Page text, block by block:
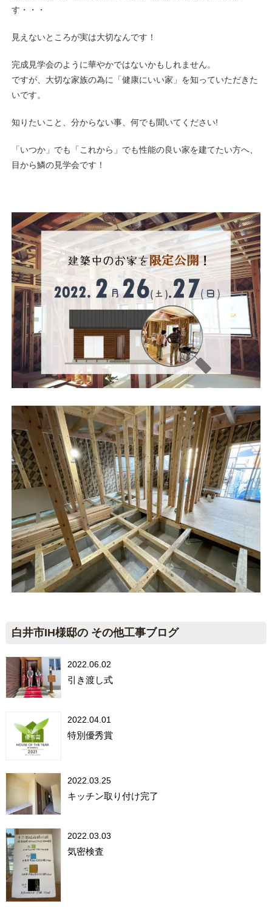
す・・・
見えないところが実は大切なんです！
完成見学会のように華やかではないかもしれません。
ですが、大切な家族の為に「健康にいい家」を知っていただきた
いです。
知りたいこと、分からない事、何でも聞いてください!
「いつか」でも「これから」でも性能の良い家を建てたい方へ、
目から鱗の見学会です！
白井市IH様邸の その他工事ブログ
2022.06.02
引き渡し式
2022.04.01
特別優秀賞
2022.03.25
キッチン取り付け完了
2022.03.03
気密検査